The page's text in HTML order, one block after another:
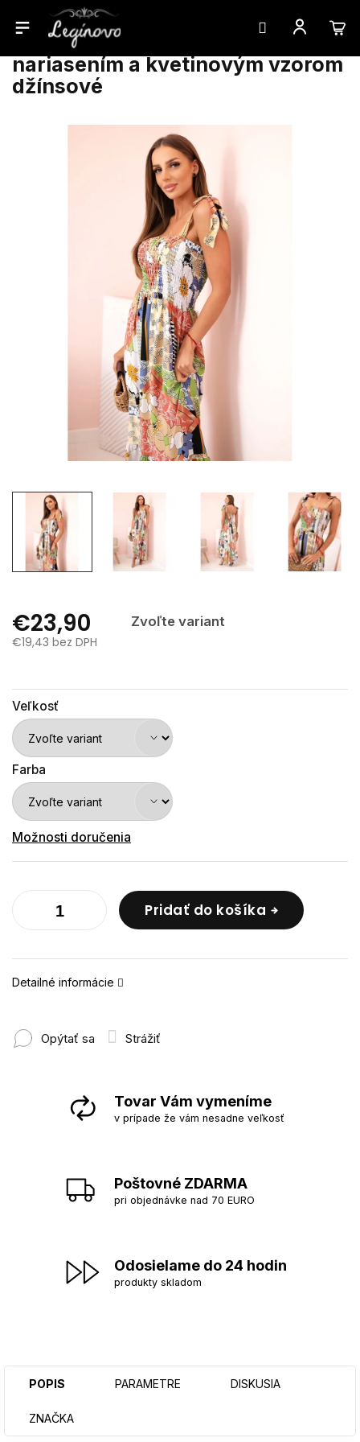
Prejsť
obsah
Dámske bavlnené šaty s
nariasením a kvetinovým vzorom
džínsové
€23,90
Zvoľte variant
€19,43 bez DPH
Veľkosť
Farba
Možnosti doručenia
Pridať do košíka
Detailné informácie
Opýtať sa Strážiť
Tovar Vám vymeníme
v prípade že vám nesadne veľkosť
Poštovné ZDARMA
pri objednávke nad 70 EURO
Odosielame do 24 hodin
produkty skladom
POPIS PARAMETRE DISKUSIA
ZNAČKA